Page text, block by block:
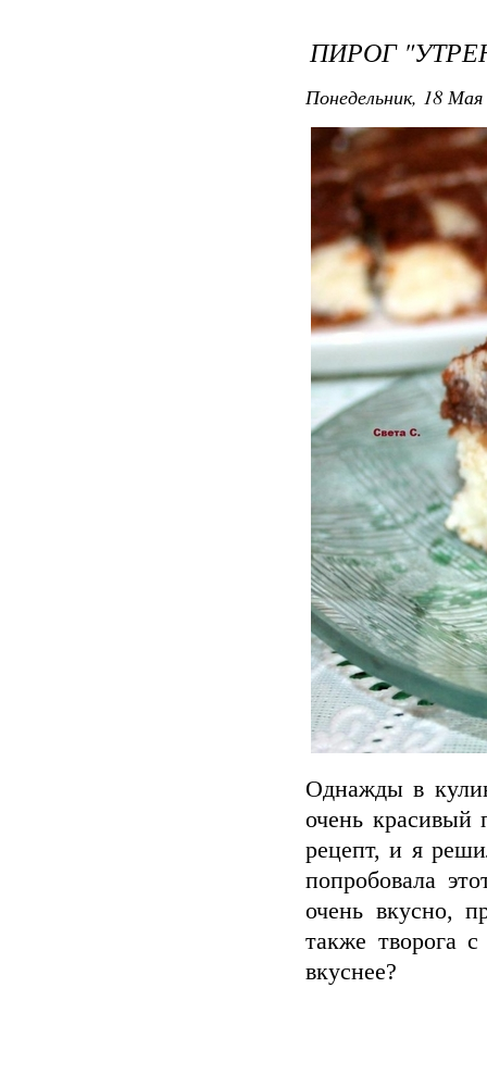
ПИРОГ
Понедельник, 18
Однажды в
очень красивый
рецепт, и я
попробовала
очень вкусно,
также творога
вкуснее?